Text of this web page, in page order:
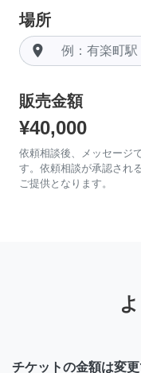
場所
room
販売金額
¥40,000
依頼相談後、メッセージ
す。依頼相談が承認され
ご提供となります。
チケットの金額は変